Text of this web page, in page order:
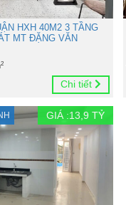
HXH 40M2 3 TẦNG
MT ĐẶNG VĂN
2
Chi tiết
GIÁ :13,9 TỶ